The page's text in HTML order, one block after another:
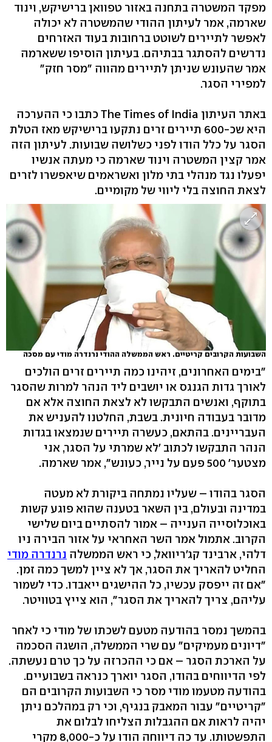
מפקד המשטרה בתחנה באזור טפוואן ברישיקש, וינוד
שארמה, אמר לעיתון ההודי שהמשטרה לא יכולה
לאפשר לתיירים לשוטט ברחובות בעוד האזרחים
נדרשים להסתגר בבתיהם. בעיתון הוסיפו ששארמה
אמר שהעונש שניתן לתיירים מהווה "מסר חזק"
למפירי הסגר.
באתר העיתון The Times of India כתבו כי ההערכה
היא שכ-600 תיירים זרים נתקעו ברישיקש מאז הטלת
הסגר על כלל הודו לפני כשלושה שבועות. לעיתון הזה
אמר קצין המשטרה וינוד שארמה כי מעתה אנשיו
יפעלו נגד מנהלי בתי מלון ואשראמים שיאפשרו לזרים
לצאת החוצה בלי ליווי של מקומיים.
השבועות הקרובים קריטיים. ראש הממשלה ההודי נרנדרה מודי עם מסכה
"בימים האחרונים, זיהינו כמה תיירים זרים הולכים
לאורך גדות הגנגס או יושבים ליד הנהר למרות שהסגר
בתוקף, ואנשים התבקשו לא לצאת החוצה אלא אם
מדובר בעבודה חיונית. בשבת, החלטנו להעניש את
העבריינים. בהתאם, כעשרה תיירים שנמצאו בגדות
הנהר התבקשו לכתוב 'לא שמרתי על הסגר, אני
מצטער' 500 פעם על נייר, כעונש", אמר שארמה.
הסגר בהודו – שעליו נמתחה ביקורת לא מעטה
במדינה ובעולם, בין השאר בטענה שהוא פוגע קשות
באוכלוסייה הענייה – אמור להסתיים ביום שלישי
הקרוב. אתמול אמר השר האחראי על אזור הבירה ניו
דלהי, ארבינד קג'ריוואל, כי ראש הממשלה נרנדרה מודי
החליט להאריך את הסגר, אך לא ציין למשך כמה זמן.
"אם זה ייפסק עכשיו, כל ההישגים ייאבדו. כדי לשמור
עליהם, צריך להאריך את הסגר", הוא צייץ בטוויטר.
בהמשך נמסר בהודעה מטעם לשכתו של מודי כי לאחר
"דיונים מעמיקים" עם שרי הממשלה, הושגה הסכמה
על הארכת הסגר – אם כי ההכרזה על כך טרם נעשתה.
לפי הדיווחים בהודו, הסגר יוארך כנראה בשבועיים.
בהודעה מטעמו מודי מסר כי השבועות הקרובים הם
"קריטיים" עבור המאבק בנגיף, וכי רק במהלכם ניתן
יהיה לראות אם ההגבלות הצליחו לבלום את
התפשטותו. עד כה דיווחה הודו על כ-8,000 מקרי